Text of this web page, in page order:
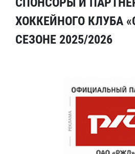
ХОККЕЙНОГО КЛУБА
СЕЗОНЕ 2025/2026